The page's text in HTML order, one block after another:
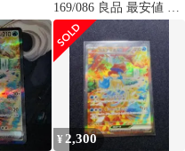
169/086 良品 最安値 即
日発送 ポケモンカード
¥ 2,300